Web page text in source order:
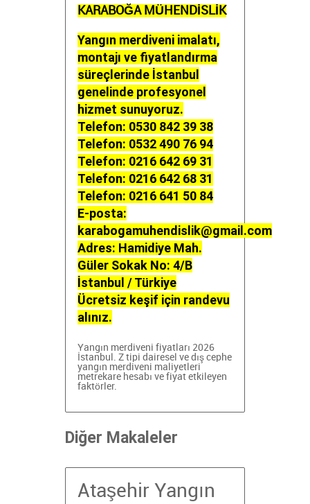
KARABOĞA MÜHENDİSLİK
Yangın merdiveni imalatı,
montajı ve fiyatlandırma
süreçlerinde İstanbul
genelinde profesyonel
hizmet sunuyoruz.
Telefon: 0530 842 39 38
Telefon: 0532 490 76 94
Telefon: 0216 642 69 31
Telefon: 0216 642 68 31
Telefon: 0216 641 50 84
E-posta:
karabogamuhendislik@gmail.com
Adres: Hamidiye Mah.
Güler Sokak No: 4/B
İstanbul / Türkiye
Ücretsiz keşif için randevu
alınız.
Yangın merdiveni fiyatları 2026
İstanbul. Z tipi dairesel ve dış cephe
yangın merdiveni maliyetleri
metrekare hesabı ve fiyat etkileyen
faktörler.
Diğer Makaleler
Ataşehir Yangın